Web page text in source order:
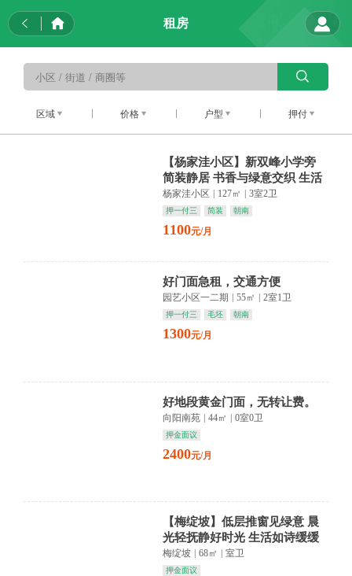
租房
区域 价格 户型 押付
【杨家洼小区】新双峰小学旁
简装静居 书香与绿意交织 生活
悠然自得
杨家洼小区 127㎡ 3室2卫
押一付三 简装 朝南
1100元/月
好门面急租，交通方便
园艺小区一二期 55㎡ 2室1卫
押一付三 毛坯 朝南
1300元/月
好地段黄金门面，无转让费。
向阳南苑 44㎡ 0室0卫
押金面议
2400元/月
【梅绽坡】低层推窗见绿意 晨
光轻抚静好时光 生活如诗缓缓
流淌
梅绽坡 68㎡ 室卫
押金面议